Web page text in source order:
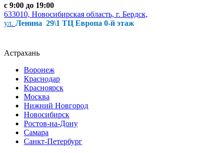
с 9:00 до 19:00
633010, Новосибирская область, г. Бердск,
ул. Ленина 29\1 ТЦ Европа 0-й этаж
Астрахань
Воронеж
Краснодар
Красноярск
Москва
Нижний Новгород
Новосибирск
Ростов-на-Дону
Самара
Санкт-Петербург